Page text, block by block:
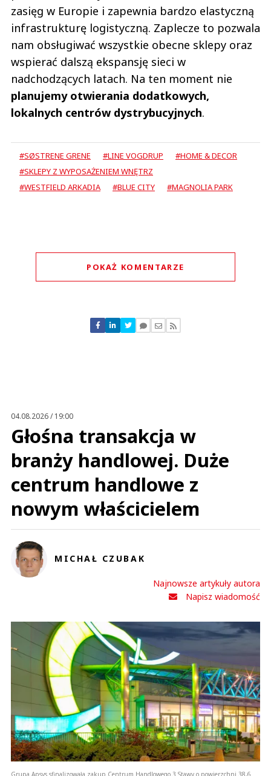
zasięg w Europie i zapewnia bardzo elastyczną
infrastrukturę logistyczną. Zaplecze to pozwala
nam obsługiwać wszystkie obecne sklepy oraz
wspierać dalszą ekspansję sieci w
nadchodzących latach. Na ten moment nie
planujemy otwierania dodatkowych,
lokalnych centrów dystrybucyjnych.
#SØSTRENE GRENE #LINE VOGDRUP
#HOME & DECOR
#SKLEPY Z WYPOSAŻENIEM WNĘTRZ
#WESTFIELD ARKADIA
#BLUE CITY #MAGNOLIA PARK
POKAŻ KOMENTARZE
Nie znaleziono komentarzy
Zostaw swoje komentarze
04.08.2026 / 19:00
Głośna transakcja w
branży handlowej. Duże
centrum handlowe z
nowym właścicielem
MICHAŁ CZUBAK
Najnowsze artykuły autora
Napisz wiadomość